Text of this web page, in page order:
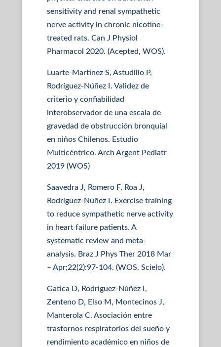
sensitivity and renal sympathetic
nerve activity in chronic nicotine-
treated rats. Can J Physiol
Pharmacol 2020. (Acepted, WOS).
Luarte-Martinez S, Astudillo P,
Rodríguez-Núñez I. Validez de
criterio y confiabilidad
interobservador de una escala de
gravedad de obstrucción bronquial
en niños Chilenos. Estudio
Multicéntrico. Arch Argent Pediatr
2019 (WOS)
Saavedra J, Romero F, Roa J,
Rodríguez-Núñez I. Exercise training
to reduce sympathetic nerve activity
in heart failure patients. A
systematic review and meta-
analysis. Braz J Phys Ther 2018 Mar
– Apr;22(2):97-104. (WOS, Scielo).
Gatica D, Rodríguez-Núñez I,
Zenteno D, Elso M, Montecinos J,
Manterola C. Asociación entre
trastornos respiratorios del sueño y
rendimiento académico en niños de